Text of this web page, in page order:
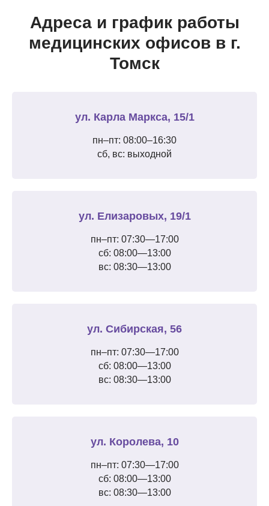
Адреса и график работы
медицинских офисов в г.
Томск
ул. Карла Маркса, 15/1
пн–пт: 08:00–16:30
сб, вс: выходной
ул. Елизаровых, 19/1
пн–пт: 07:30—17:00
сб: 08:00—13:00
вс: 08:30—13:00
ул. Сибирская, 56
пн–пт: 07:30—17:00
сб: 08:00—13:00
вс: 08:30—13:00
ул. Королева, 10
пн–пт: 07:30—17:00
сб: 08:00—13:00
вс: 08:30—13:00